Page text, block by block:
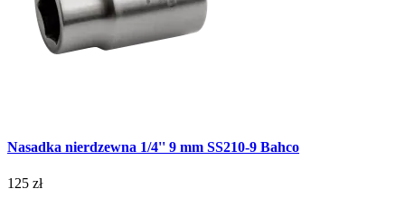
Nasadka nierdzewna 1/4'' 9 mm SS210-9 Bahco
125 zł